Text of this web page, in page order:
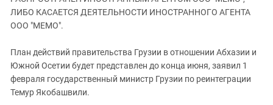
ЗАСТАВЛЯЕТ
ПРЕСЛЕДОВАНИЕ АКТИВИСТОВ
МОБИЛИЗАЦИЯ И ПРОТЕСТЫ
Дагестан
Ингушетия
Кабардино-Балкария
Калмыкия
Карачаево-Черкесия
ЛИБО КАСАЕТСЯ ДЕЯТЕЛЬНОСТИ ИНОСТРАННОГО АГЕНТА
ООО "МЕМО".
План действий правительства Грузии в отношении Абхазии и
Южной Осетии будет представлен до конца июня, заявил 1
февраля государственный министр Грузии по реинтеграции
Темур Якобашвили.